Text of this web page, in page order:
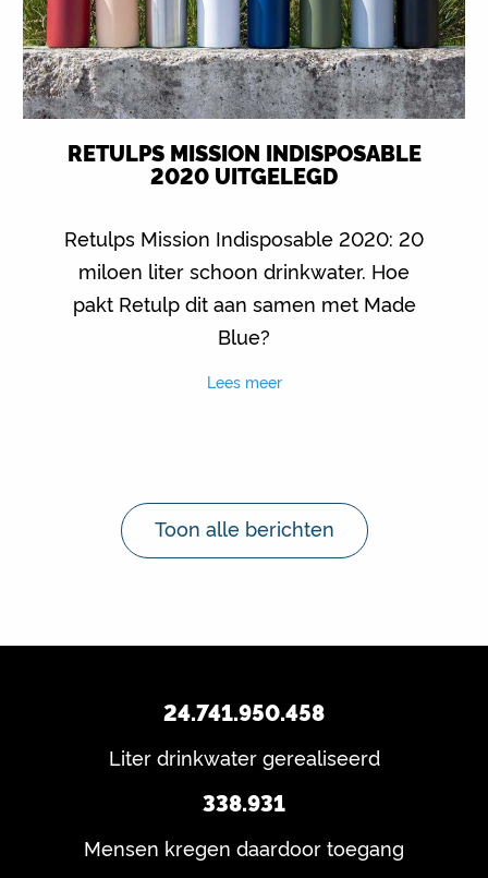
RETULPS MISSION INDISPOSABLE
2020 UITGELEGD
Retulps Mission Indisposable 2020: 20
miloen liter schoon drinkwater. Hoe
pakt Retulp dit aan samen met Made
Blue?
Lees meer
Toon alle berichten
24.741.950.458
Liter drinkwater gerealiseerd
338.931
Mensen kregen daardoor toegang